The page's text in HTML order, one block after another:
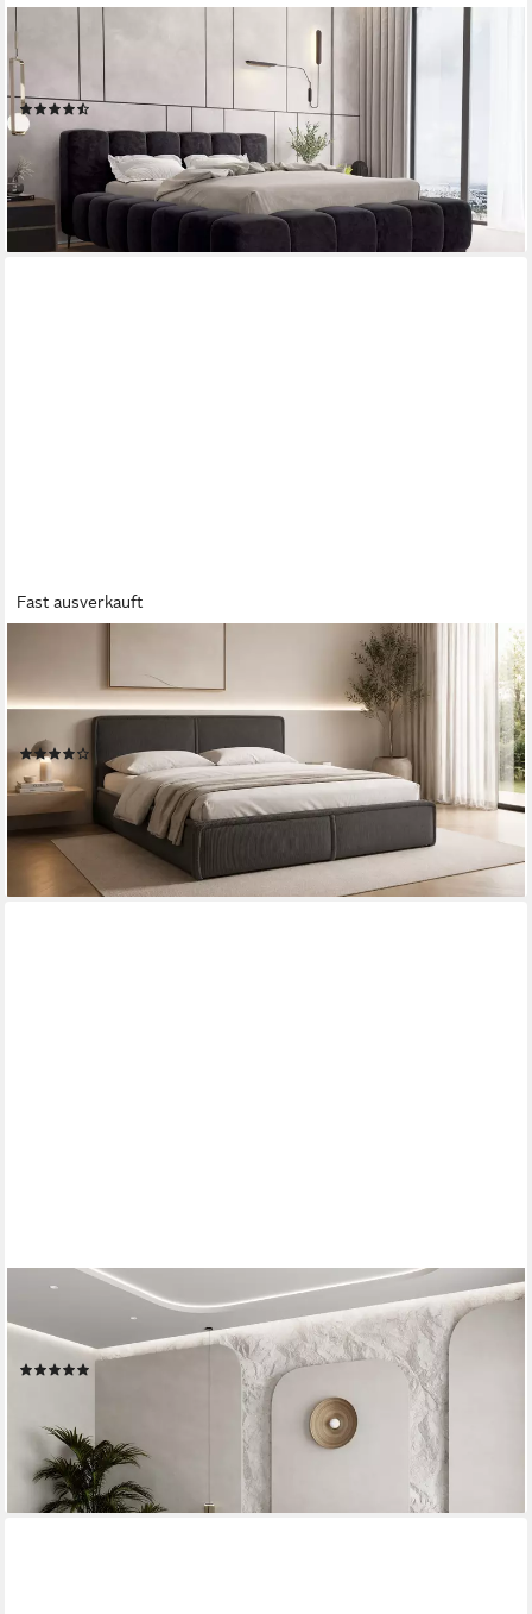
Polsterbett Cozy (Schlafzimmerbett, Bett), 140/160/180x200
cm, mit Bettkasten, Lattenrost, ohne Matratze
699,00 € UVP1.399,00 €
-50%
lieferbar in 5 Wochen
+3
Fast ausverkauft
Polsterbett BETT 04 (Bezug: aus Cord, Doppelbett mit
Kopfstütze, Rahmenbettgestell 160x200, mit Bettkasten und
Lattenrost), mit Bettkasten
(35)
ab 589,00 € UVP809,00 €
-27%
lieferbar - in 9-11 Werktagen bei dir
MASSENO
Polsterbett FALINA 160x200 cm schwarz (mit Bettkasten und
Lattenrost)
-26%
lieferbar in 3 Wochen